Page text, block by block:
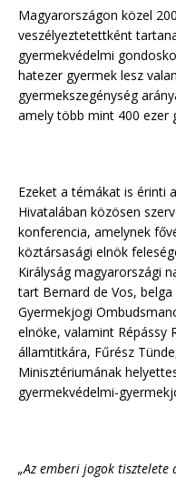
Magyarországon közel
veszélyeztetettként
gyermekvédelmi
hatezer gyermek lesz
gyermekszegénység
amely több mint 400 ezer
Ezeket a témákat is érinti
Hivatalában közösen
konferencia, amelynek
köztársasági elnök
Királyság magyarországi
tart Bernard de Vos,
Gyermekjogi
elnöke, valamint Répássy
államtitkára, Fűrész
Minisztériumának
gyermekvédelmi-
„Az emberi jogok tisztelete